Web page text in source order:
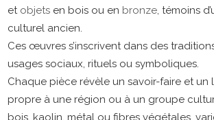
et objets en bois ou en bronze, témoins
culturel ancien.
Ces œuvres s’inscrivent dans des
usages sociaux, rituels ou symboliques.
Chaque pièce révèle un savoir-faire et
propre à une région ou à un groupe
bois, kaolin, métal ou fibres végétales,